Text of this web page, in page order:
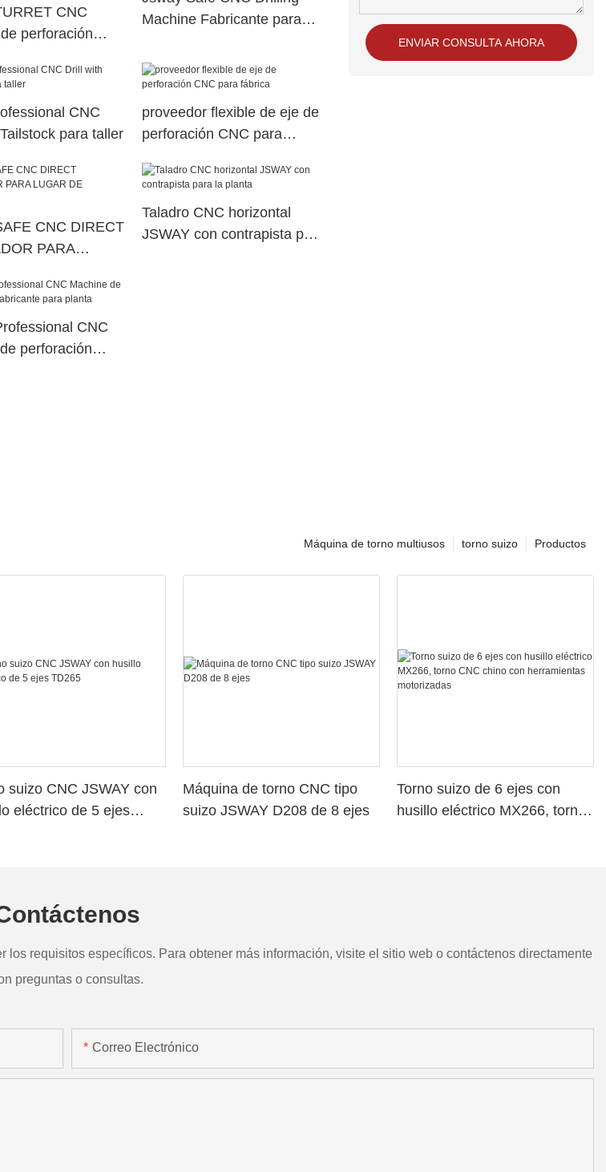
CNC
perforación
Machine Fabricante para
CNC
para taller
proveedor flexible de eje de
perforación CNC para
CNC DIRECT
PARA
Taladro CNC horizontal
JSWAY con contrapista para
CNC
perforación
ENVIAR CONSULTA AHORA
Productos
torno suizo
Máquina de torno multiusos
suizo CNC JSWAY con
eléctrico de 5 ejes
Máquina de torno CNC tipo
suizo JSWAY D208 de 8 ejes
Torno suizo de 6 ejes con
husillo eléctrico MX266, torno
requisitos específicos. Para obtener más información, visite el sitio web o contáctenos directamente
preguntas o consultas.
Correo Electrónico